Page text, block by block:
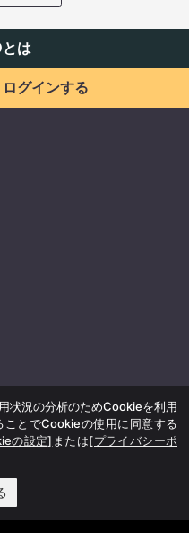
は
グインする
状況の分析のためCookieを利用
とでCookieの使用に同意する
の設定] または[プライバシーポ